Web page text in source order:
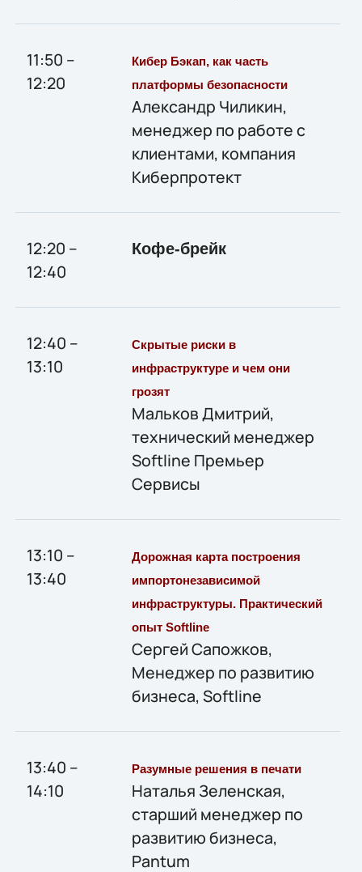
11:50 –
12:20
Кибер Бэкап, как часть
платформы безопасности
Александр Чиликин,
менеджер по работе с
клиентами, компания
Киберпротект
12:20 –
12:40
Кофе-брейк
12:40 –
13:10
Скрытые риски в
инфраструктуре и чем они
грозят
Мальков Дмитрий,
технический менеджер
Softline Премьер
Сервисы
13:10 –
13:40
Дорожная карта построения
импортонезависимой
инфраструктуры. Практический
опыт Softline
Сергей Сапожков,
Менеджер по развитию
бизнеса, Softline
13:40 –
14:10
Разумные решения в печати
Наталья Зеленская,
старший менеджер по
развитию бизнеса,
Pantum